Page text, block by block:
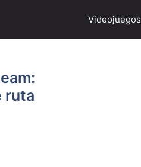
Videojuegos
ruta